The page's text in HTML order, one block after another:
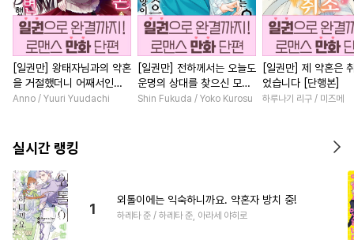
[일권만] 왕태자님과의 약혼
을 거절했더니 어째서인지
얀데레로 돌변했습니다 [단
Anno / Yuuri Yuudachi
[일권만] 전하께서는 오늘도
운명의 상대를 찾으신 모양
이네요 (웃음) [단행본]
Shin Fukuda / Yoko Kurosu
[일권만] 제 약혼은
었습니다 [단행본]
하루나기 리구 / 미즈메
실시간 랭킹
1
외톨이에는 익숙하니까요. 약혼자 방치 중!
하레타 준 / 하레타 준, 아라세 야히로